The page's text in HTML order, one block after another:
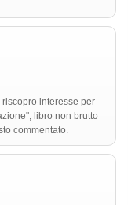
interesse per
libro non brutto
commentato.